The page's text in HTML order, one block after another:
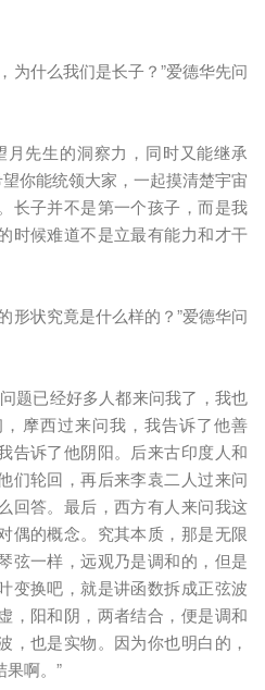
为什么我们是长子？”爱德华先问
月先生的洞察力，同时又能继承
你能统领大家，一起摸清楚宇宙
长子并不是第一个孩子，而是我
时候难道不是立最有能力和才干
形状究竟是什么样的？”爱德华问
题已经好多人都来问我了，我也
摩西过来问我，我告诉了他善
告诉了他阴阳。后来古印度人和
们轮回，再后来李袁二人过来问
回答。最后，西方有人来问我这
偶的概念。究其本质，那是无限
弦一样，远观乃是调和的，但是
变换吧，就是讲函数拆成正弦波
，阳和阴，两者结合，便是调和
，也是实物。因为你也明白的，
啊。”